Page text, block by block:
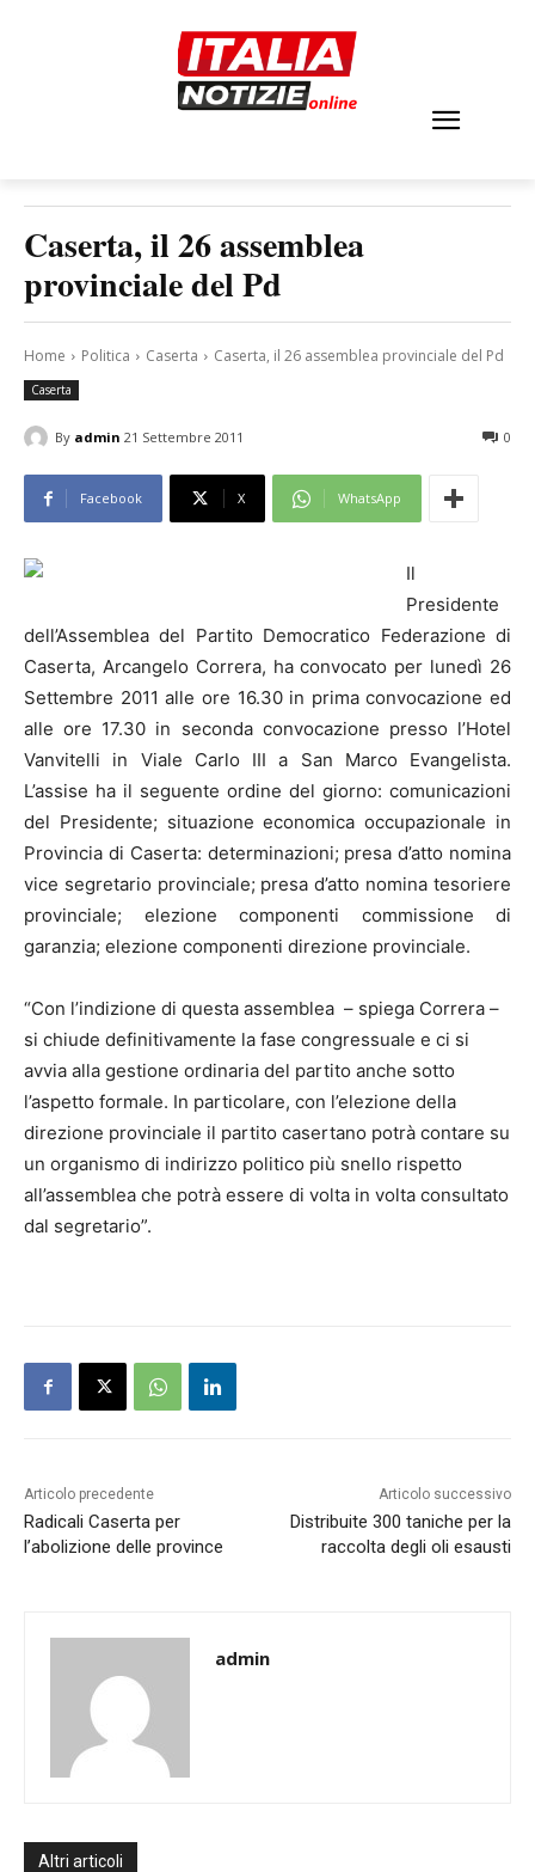
Caserta, il 26 assemblea
provinciale del Pd
Home Politica Caserta Caserta, il 26 assemblea provinciale del Pd
Caserta
By admin 21 Settembre 2011 0
Facebook X WhatsApp
Il
Presidente
dell’Assemblea del Partito Democratico Federazione di
Caserta, Arcangelo Correra, ha convocato per lunedì 26
Settembre 2011 alle ore 16.30 in prima convocazione ed
alle ore 17.30 in seconda convocazione presso l’Hotel
Vanvitelli in Viale Carlo III a San Marco Evangelista.
L’assise ha il seguente ordine del giorno: comunicazioni
del Presidente; situazione economica occupazionale in
Provincia di Caserta: determinazioni; presa d’atto nomina
vice segretario provinciale; presa d’atto nomina tesoriere
provinciale; elezione componenti commissione di
garanzia; elezione componenti direzione provinciale.
“Con l’indizione di questa assemblea – spiega Correra –
si chiude definitivamente la fase congressuale e ci si
avvia alla gestione ordinaria del partito anche sotto
l’aspetto formale. In particolare, con l’elezione della
direzione provinciale il partito casertano potrà contare su
un organismo di indirizzo politico più snello rispetto
all’assemblea che potrà essere di volta in volta consultato
dal segretario”.
Articolo precedente
Radicali Caserta per
l’abolizione delle province
Articolo successivo
Distribuite 300 taniche per la
raccolta degli oli esausti
admin
Altri articoli